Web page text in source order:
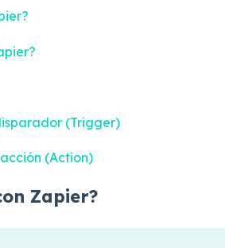
(Trigger)
(Action)
Zapier?